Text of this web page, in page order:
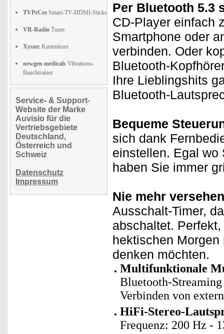
TVPeCee Smart-TV-HDMI-Sticks
VR-Radio Tuner
Xystec Kartenleser
newgen medicals Vibrations-
Bauchtrainer
Service- & Support-
Website der Marke
Auvisio für die
Vertriebsgebiete
Deutschland,
Österreich und
Schweiz
Datenschutz
Impressum
Per Bluetooth 5.3
CD-Player einfach
Smartphone oder
verbinden. Oder
Bluetooth-
Ihre Lieblingshits
Bluetooth-
Bequeme
sich dank
einstellen. Egal wo
haben Sie immer
Nie mehr
Ausschalt-Timer,
abschaltet.
hektischen
denken möchten.
Multifunktionale
Bluetooth-
Verbinden von
HiFi-Stereo-
Frequenz: 200 Hz -